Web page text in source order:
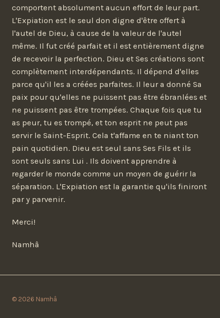
comportent absolument aucun effort de leur part.
L'Expiation est le seul don digne d'être offert à
l'autel de Dieu, à cause de la valeur de l'autel
même. Il fut créé parfait et il est entièrement digne
de recevoir la perfection. Dieu et Ses créations sont
complètement interdépendants. Il dépend d'elles
parce qu'il les a créées parfaites. Il leur a donné Sa
paix pour qu'elles ne puissent pas être ébranlées et
ne puissent pas être trompées. Chaque fois que tu
as peur, tu es trompé, et ton esprit ne peut pas
servir le Saint-Esprit. Cela t'affame en te niant ton
pain quotidien. Dieu est seul sans Ses Fils et ils
sont seuls sans Lui . Ils doivent apprendre à
regarder le monde comme un moyen de guérir la
séparation. L'Expiation est la garantie qu'ils finiront
par y parvenir.
Merci!
Namhâ
© 2026 Namhâ